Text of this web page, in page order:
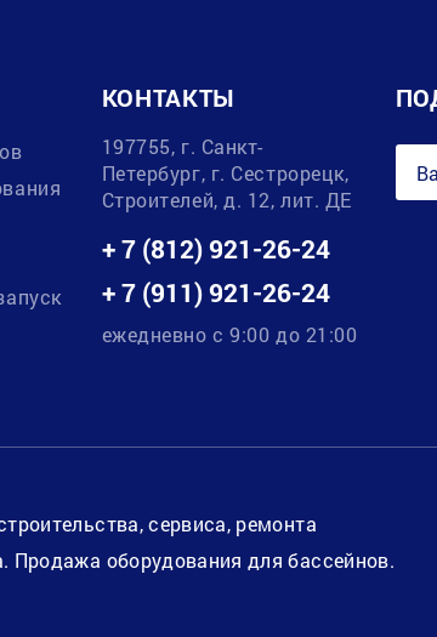
КОНТАКТЫ
197755, г. Санкт-
Петербург, г. Сестрорецк,
Строителей, д. 12, лит. ДЕ
+ 7 (812) 921-26-24
+ 7 (911) 921-26-24
ежедневно с 9:00 до 21:00
сервиса, ремонта
Продажа оборудования для бассейнов.